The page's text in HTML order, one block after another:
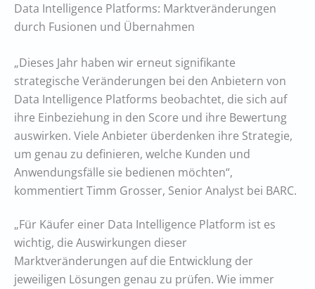
Data Intelligence Platforms: Marktveränderungen
durch Fusionen und Übernahmen
„Dieses Jahr haben wir erneut signifikante
strategische Veränderungen bei den Anbietern von
Data Intelligence Platforms beobachtet, die sich auf
ihre Einbeziehung in den Score und ihre Bewertung
auswirken. Viele Anbieter überdenken ihre Strategie,
um genau zu definieren, welche Kunden und
Anwendungsfälle sie bedienen möchten“,
kommentiert Timm Grosser, Senior Analyst bei BARC.
„Für Käufer einer Data Intelligence Platform ist es
wichtig, die Auswirkungen dieser
Marktveränderungen auf die Entwicklung der
jeweiligen Lösungen genau zu prüfen. Wie immer